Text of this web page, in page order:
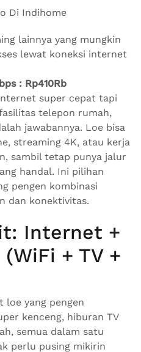
Di Indihome
lainnya yang mungkin
lewat koneksi internet
: Rp410Rb
super cepat tapi
telepon rumah,
jawabannya. Loe bisa
streaming 4K, atau kerja
sambil tetap punya jalur
handal. Ini pilihan
pengen kombinasi
dan konektivitas.
Internet +
+ TV +
yang pengen
kenceng, hiburan TV
semua dalam satu
perlu pusing mikirin